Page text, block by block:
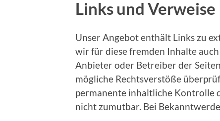
Links und Verweise
Unser Angebot enthält Links zu
wir für diese fremden Inhalte
Anbieter oder Betreiber der
mögliche Rechtsverstöße
permanente inhaltliche Kontrolle
nicht zumutbar. Bei